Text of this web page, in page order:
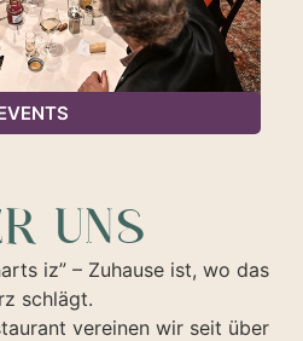
UNS
iz” – Zuhause ist, wo das
schlägt.
vereinen wir seit über